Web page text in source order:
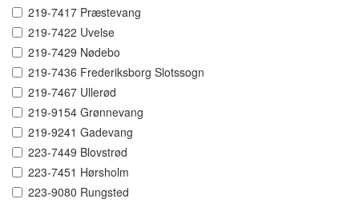
219-7417 Præstevang
219-7422 Uvelse
219-7429 Nødebo
219-7436 Frederiksborg Slotssogn
219-7467 Ullerød
219-9154 Grønnevang
219-9241 Gadevang
223-7449 Blovstrød
223-7451 Hørsholm
223-9080 Rungsted